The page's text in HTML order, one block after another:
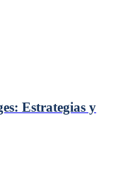
Estrategias y